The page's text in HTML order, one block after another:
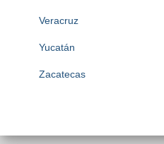
Veracruz
Yucatán
Zacatecas